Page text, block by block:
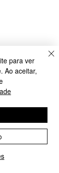
para ver
Ao aceitar,